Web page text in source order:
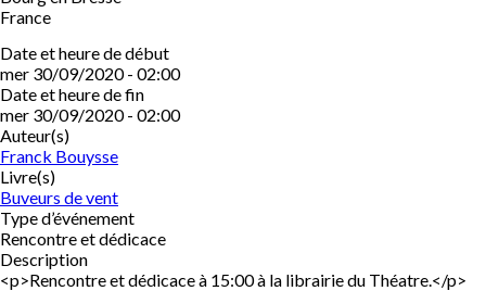
France
Date et heure de début
mer 30/09/2020 - 02:00
Date et heure de fin
mer 30/09/2020 - 02:00
Auteur(s)
Franck Bouysse
Livre(s)
Buveurs de vent
Type d’événement
Rencontre et dédicace
Description
<p>Rencontre et dédicace à 15:00 à la librairie du Théatre.</p>